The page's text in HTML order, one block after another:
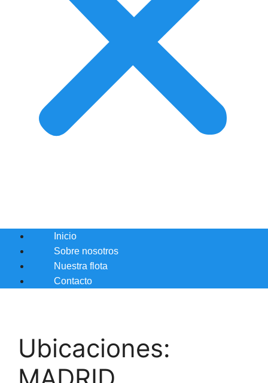
Inicio
Sobre nosotros
Nuestra flota
Contacto
Ubicaciones: